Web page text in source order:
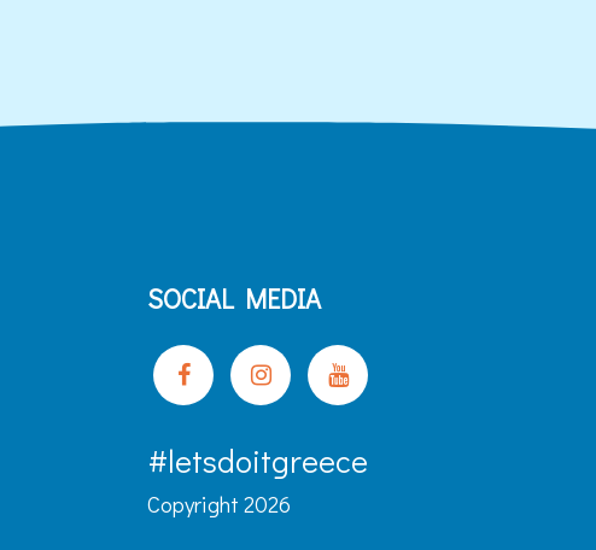
SOCIAL MEDIA
#letsdoitgreece
Copyright 2026